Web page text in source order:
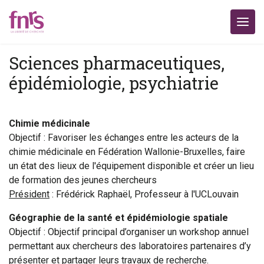
Sciences pharmaceutiques,
épidémiologie, psychiatrie
Chimie médicinale
Objectif : Favoriser les échanges entre les acteurs de la
chimie médicinale en Fédération Wallonie-Bruxelles, faire
un état des lieux de l'équipement disponible et créer un lieu
de formation des jeunes chercheurs
Président : Frédérick Raphaël, Professeur à l'UCLouvain
Géographie de la santé et épidémiologie spatiale
Objectif : Objectif principal d’organiser un workshop annuel
permettant aux chercheurs des laboratoires partenaires d’y
présenter et partager leurs travaux de recherche.